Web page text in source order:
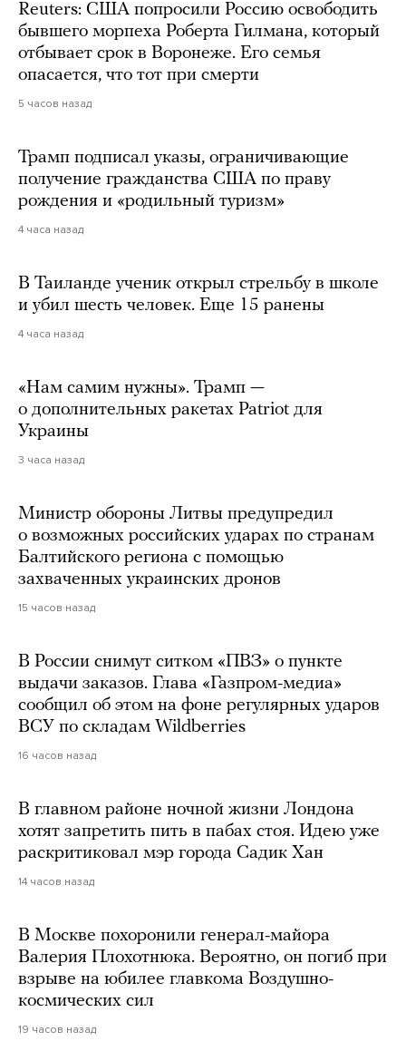
Reuters: США попросили Россию освободить
бывшего морпеха Роберта Гилмана, который
отбывает срок в Воронеже. Его семья
опасается, что тот при смерти
5 часов назад
Трамп подписал указы, ограничивающие
получение гражданства США по праву
рождения и «родильный туризм»
4 часа назад
В Таиланде ученик открыл стрельбу в школе
и убил шесть человек. Еще 15 ранены
4 часа назад
«Нам самим нужны». Трамп —
о дополнительных ракетах Patriot для
Украины
3 часа назад
Министр обороны Литвы предупредил
о возможных российских ударах по странам
Балтийского региона с помощью
захваченных украинских дронов
15 часов назад
В России снимут ситком «ПВЗ» о пункте
выдачи заказов. Глава «Газпром-медиа»
сообщил об этом на фоне регулярных ударов
ВСУ по складам Wildberries
16 часов назад
В главном районе ночной жизни Лондона
хотят запретить пить в пабах стоя. Идею уже
раскритиковал мэр города Садик Хан
14 часов назад
В Москве похоронили генерал-майора
Валерия Плохотнюка. Вероятно, он погиб при
взрыве на юбилее главкома Воздушно-
космических сил
19 часов назад